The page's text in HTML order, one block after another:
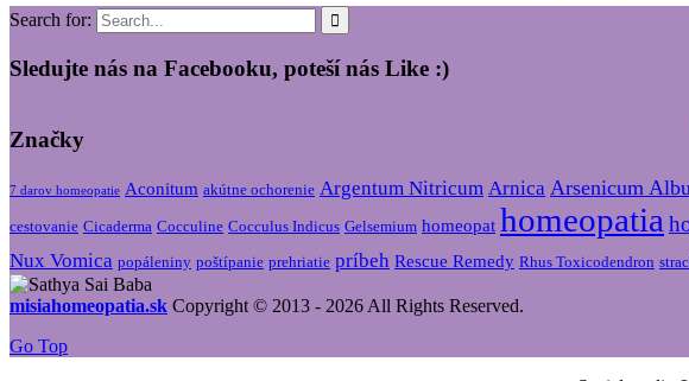
Search for:
Sledujte nás na Facebooku, poteší nás Like :)
Značky
7 darov homeopatie Aconitum akútne ochorenie Argentum Nitricum Arnica Arsenicum
cestovanie Cicaderma Cocculine Cocculus Indicus Gelsemium homeopat homeopatia
Nux Vomica popáleniny poštípanie prehriatie príbeh Rescue Remedy Rhus Toxicodendron
misiahomeopatia.sk Copyright © 2013 - 2026 All Rights Reserved.
Go Top